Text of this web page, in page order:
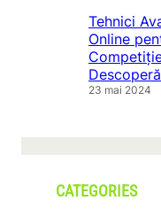
Tehnici
Online
23 mai 2024
CATEGORIES